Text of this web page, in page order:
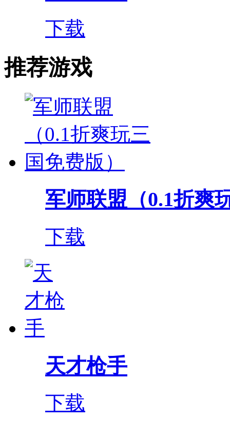
下载
推荐游戏
军师联盟（0.1折爽
下载
天才枪手
下载